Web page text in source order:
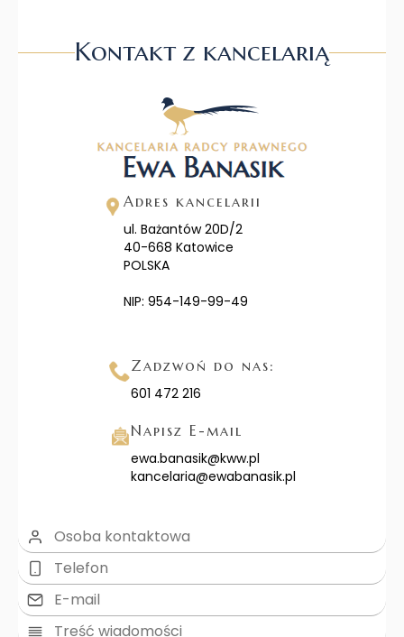
Kontakt z kancelarią
Adres kancelarii
ul. Bażantów 20D/2
40-668 Katowice
POLSKA
NIP: 954-149-99-49
Zadzwoń do nas:
601 472 216
Napisz E-mail
ewa.banasik@kww.pl
kancelaria@ewabanasik.pl